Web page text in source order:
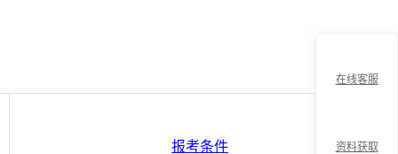
报考条件
在线客服
资料获取